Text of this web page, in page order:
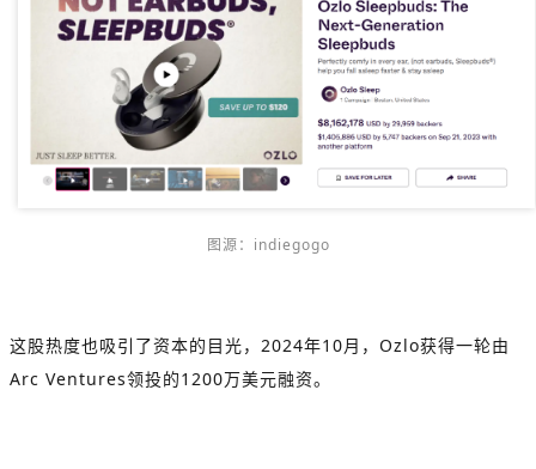
图源：indiegogo
这股热度也吸引了资本的目光，2024年10月，Ozlo获得一轮由
Arc Ventures领投的1200万美元融资。